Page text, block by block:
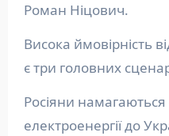
Роман Ніцович.
Висока ймовірність
є три головних
Росіяни
електроенергії до